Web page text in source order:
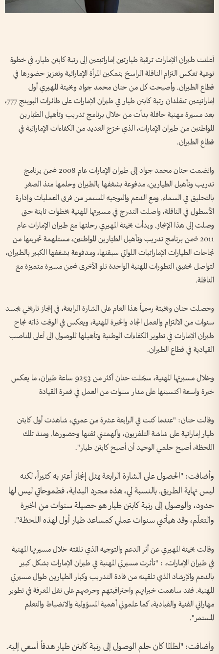
أعلنت طيران الإمارات ترقية طيارتين إماراتيتين إلى رتبة كابتن طيار، في خطوة
نوعية تعكس التزام الناقلة الراسخ بتمكين المرأة الإماراتية وتعزيز حضورها في
قطاع الطيران. وأصبحت كل من حنان محمد جواد وبخيتة المهيري أول
إماراتيتين تتقلدان رتبة كابتن طيار في طيران الإمارات على طائرات البوينج 777،
بعد مسيرة مهنية حافلة بدأت من خلال برنامج تدريب وتأهيل الطيّارين
المواطنين من طيران الإمارات، الذي خرّج العديد من الكفاءات الإماراتية في
قطاع الطيران.
وانضمت حنان محمد جواد إلى طيران الإمارات عام 2008 ضمن برنامج
تدريب وتأهيل الطيارين، مدفوعة بشغفها بالطيران وحلمها منذ الصغر
بالتحليق في السماء. ومع الدعم والتوجيه المستمر من فرق العمليات وإدارة
الأسطول في الناقلة، واصلت التدرج في مسيرتها المهنية بخطوات ثابتة حتى
وصلت إلى هذا الإنجاز. وبدأت بخيتة المهيري رحلتها مع طيران الإمارات عام
2011 ضمن برنامج تدريب وتأهيل الطيّارين المواطنين، مستلهمة تجربتها من
نجاحات الطيارات الإماراتيات اللواتي سبقنها، ومدفوعة بشغفها الكبير بالطيران،
لتواصل تحقيق التطورات المهنية الواحدة تلو الأخرى ضمن مسيرة متميزة مع
الناقلة.
وحصلت حنان وبخيتة رسمياً هذا العام على الشارة الرابعة، في إنجاز تاريخي يجسد
سنوات من الالتزام والعمل الجاد والخبرة المهنية، ويعكس في الوقت ذاته نجاح
طيران الإمارات في تطوير الكفاءات الوطنية وتأهيلها للوصول إلى أعلى المناصب
القيادية في قطاع الطيران.
وخلال مسيرتها المهنية، سجّلت حنان أكثر من 9253 ساعة طيران، ما يعكس
خبرة واسعة اكتسبتها على مدار سنوات من العمل في قمرة القيادة
وقالت حنان: "عندما كنت في الرابعة عشرة من عمري، شاهدت أول كابتن
طيار إماراتية على شاشة التلفزيون، وألهمتني ثقتها وحضورها. ومنذ تلك
اللحظة، أصبح حلمي الوحيد أن أصبح كابتن طيار".
وأضافت: "الحصول على الشارة الرابعة يمثل إنجاز أعتز به كثيراً، لكنه
ليس نهاية الطريق. بالنسبة لي، هذه مجرد البداية، فطموحاتي ليس لها
حدود، والوصول إلى رتبة كابتن طيار هو حصيلة سنوات من الخبرة
والتعلّم، وقد هيأتني سنوات عملي كمساعد طيار أول لهذه اللحظة".
وقالت بخيتة المهيري عن أثر الدعم والتوجيه الذي تلقته خلال مسيرتها المهنية
في طيران الإمارات، : "تأثرت مسيرتي المهنية في طيران الإمارات بشكل كبير
بالدعم والإرشاد الذي تلقيته من قادة التدريب وكبار الطيارين طوال مسيرتي
المهنية. فقد ساهمت خبراتهم واحترافيتهم وحرصهم على نقل المعرفة في تطوير
مهاراتي الفنية والقيادية، كما علموني أهمية المسؤولية والانضباط والتعلم
المستمر".
وأضافت: "لطالما كان حلم الوصول إلى رتبة كابتن طيار هدفاً أسعى إليه.